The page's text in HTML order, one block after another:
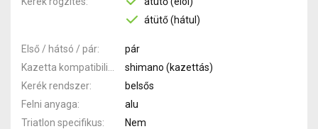
átütő (hátul)
Első / hátsó / pár
pár
shimano (kazettás)
Kerék rendszer
belsős
Felni anyaga
alu
Triatlon specifikus
Nem